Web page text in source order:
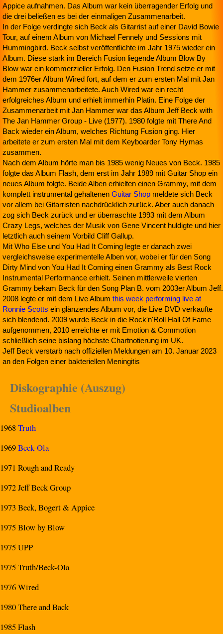
Appice aufnahmen. Das Album war kein überragender Erfolg und
die drei beließen es bei der einmaligen Zusammenarbeit.
In der Folge verdingte sich Beck als Gitarrist auf einer David Bowie
Tour, auf einem Album von Michael Fennely und Sessions mit
Hummingbird. Beck selbst veröffentlichte im Jahr 1975 wieder ein
Album. Diese stark im Bereich Fusion liegende Album Blow By
Blow war ein kommerzieller Erfolg. Den Fusion Trend setze er mit
dem 1976er Album Wired fort, auf dem er zum ersten Mal mit Jan
Hammer zusammenarbeitete. Auch Wired war ein recht
erfolgreiches Album und erhielt immerhin Platin. Eine Folge der
Zusammenarbeit mit Jan Hammer war das Album Jeff Beck with
The Jan Hammer Group - Live (1977). 1980 folgte mit There And
Back wieder ein Album, welches Richtung Fusion ging. Hier
arbeitete er zum ersten Mal mit dem Keyboarder Tony Hymas
zusammen.
Nach dem Album hörte man bis 1985 wenig Neues von Beck. 1985
folgte das Album Flash, dem erst im Jahr 1989 mit Guitar Shop ein
neues Album folgte. Beide Alben erhielten einen Grammy, mit dem
komplett instrumental gehaltenen Guitar Shop meldete sich Beck
vor allem bei Gitarristen nachdrücklich zurück. Aber auch danach
zog sich Beck zurück und er überraschte 1993 mit dem Album
Crazy Legs, welches der Musik von Gene Vincent huldigte und hier
letztlich auch seinem Vorbild Cliff Gallup.
Mit Who Else und You Had It Coming legte er danach zwei
vergleichsweise experimentelle Alben vor, wobei er für den Song
Dirty Mind von You Had It Coming einen Grammy als Best Rock
Instrumental Performance erhielt. Seinen mittlerweile vierten
Grammy bekam Beck für den Song Plan B. vom 2003er Album Jeff.
2008 legte er mit dem Live Album this week performing live at
Ronnie Scotts ein glänzendes Album vor, die Live DVD verkaufte
sich blendend. 2009 wurde Beck in die Rock'n'Roll Hall Of Fame
aufgenommen, 2010 erreichte er mit Emotion & Commotion
schließlich seine bislang höchste Chartnotierung im UK.
Jeff Beck verstarb nach offiziellen Meldungen am 10. Januar 2023
an den Folgen einer bakteriellen Meningitis
Diskographie (Auszug)
Studioalben
1968Truth
1969Beck-Ola
1971 Rough and Ready
1972 Jeff Beck Group
1973 Beck, Bogert & Appice
1975 Blow by Blow
1975 UPP
1975 Truth/Beck-Ola
1976 Wired
1980 There and Back
1985 Flash